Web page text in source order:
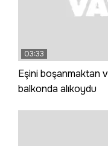
03:33
Eşini boşanmaktan
balkonda alıkoydu